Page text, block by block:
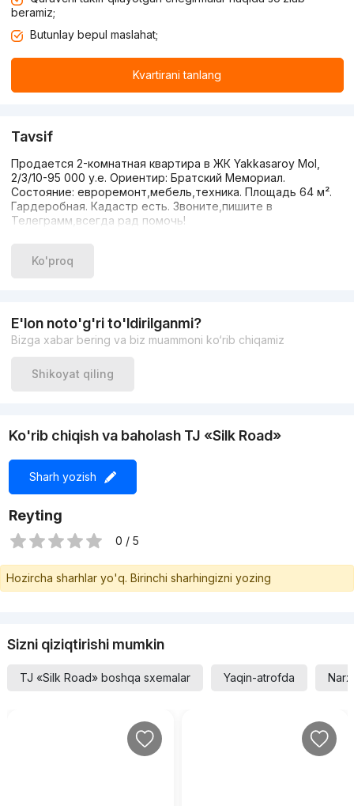
beramiz;
Butunlay bepul maslahat;
Kvartirani tanlang
Tavsif
Продается 2-комнатная квартира в ЖК Yakkasaroy Mol,
2/3/10-95 000 у.е. Ориентир: Братский Мемориал.
Состояние: евроремонт,мебель,техника. Площадь 64 м².
Гардеробная. Кадастр есть. Звоните,пишите в
Телеграмм,всегда рад помочь!
Ko'proq
E'lon noto'g'ri to'ldirilganmi?
Bizga xabar bering va biz muammoni ko‘rib chiqamiz
Shikoyat qiling
Ko'rib chiqish va baholash TJ «Silk Road»
Sharh yozish
Reyting
0 / 5
Hozircha sharhlar yo'q. Birinchi sharhingizni yozing
Sizni qiziqtirishi mumkin
TJ «Silk Road» boshqa sxemalar Yaqin-atrofda